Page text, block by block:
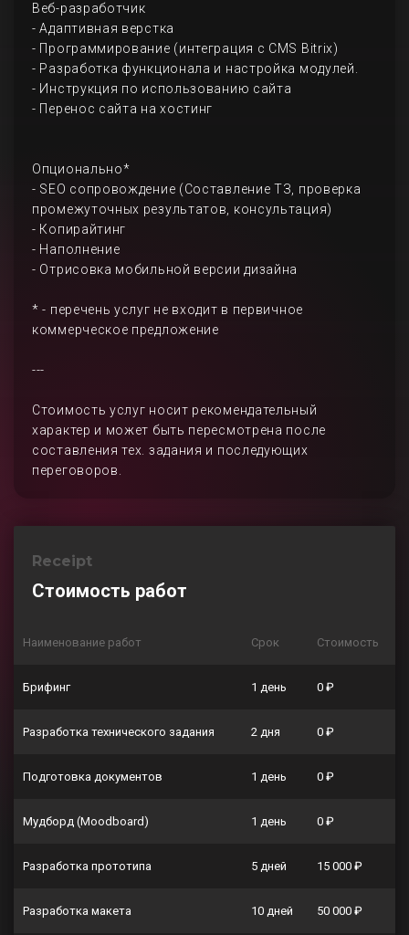
Веб-разработчик
- Адаптивная верстка
- Программирование (интеграция с CMS Bitrix)
- Разработка функционала и настройка модулей.
- Инструкция по использованию сайта
- Перенос сайта на хостинг
Опционально*
- SEO сопровождение (Составление ТЗ, проверка
промежуточных результатов, консультация)
- Копирайтинг
- Наполнение
- Отрисовка мобильной версии дизайна
* - перечень услуг не входит в первичное
коммерческое предложение
---
Стоимость услуг носит рекомендательный
характер и может быть пересмотрена после
составления тех. задания и последующих
переговоров.
Receipt
Стоимость работ
Наименование работ Срок Стоимость
Брифинг 1 день 0 ₽
Разработка технического задания 2 дня 0 ₽
Подготовка документов 1 день 0 ₽
Мудборд (Moodboard) 1 день 0 ₽
Разработка прототипа 5 дней 15 000 ₽
Разработка макета 10 дней 50 000 ₽